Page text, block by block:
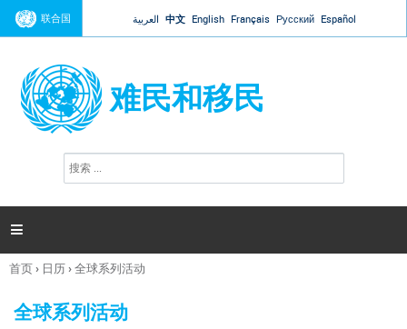
Jump to navigation
联合国 العربية 中文 English Français Русский Español
难民和移民
搜
索

你
这
首页› 日历›全球系列活动
全球系列活动